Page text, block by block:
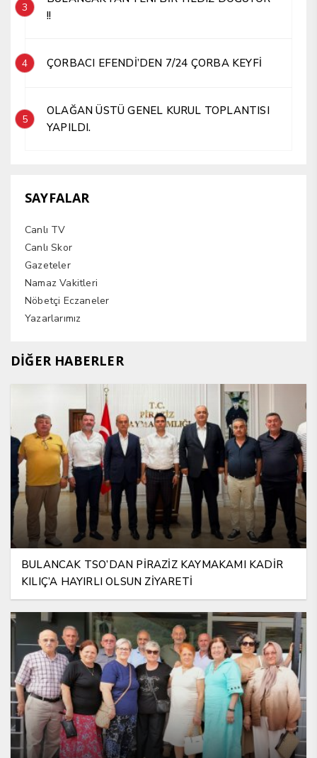
3
!!
4 ÇORBACI EFENDİ’DEN 7/24 ÇORBA KEYFİ
5
OLAĞAN ÜSTÜ GENEL KURUL TOPLANTISI
YAPILDI.
SAYFALAR
Canlı TV
Canlı Skor
Gazeteler
Namaz Vakitleri
Nöbetçi Eczaneler
Yazarlarımız
DİĞER HABERLER
BULANCAK TSO’DAN PİRAZİZ KAYMAKAMI KADİR
KILIÇ’A HAYIRLI OLSUN ZİYARETİ